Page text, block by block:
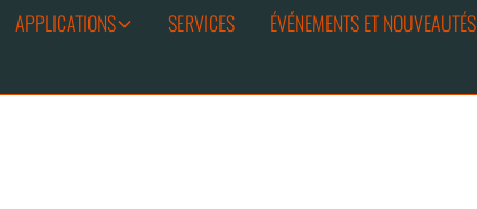
APPLICATIONS SERVICES ÉVÉNEMENTS ET NOUVEAUTÉS